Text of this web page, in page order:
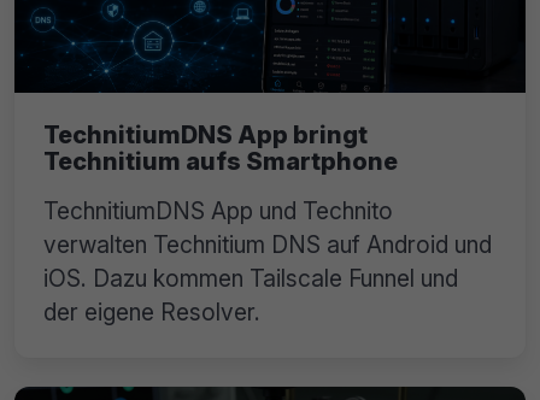
TechnitiumDNS App bringt
Technitium aufs Smartphone
TechnitiumDNS App und Technito
verwalten Technitium DNS auf Android und
iOS. Dazu kommen Tailscale Funnel und
der eigene Resolver.